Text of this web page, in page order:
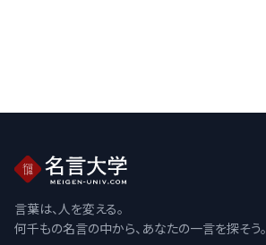
言葉は、人を変える。
何千もの名言の中から、あなたの一言を探そう。